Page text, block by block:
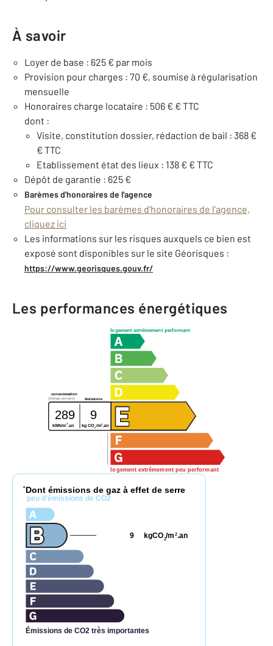
À savoir
Loyer de base : 625 € par mois
Provision pour charges : 70 €, soumise à régularisation
mensuelle
Honoraires charge locataire : 506 € € TTC
dont :
Visite, constitution dossier, rédaction de bail : 368 €
€ TTC
Etablissement état des lieux : 138 € € TTC
Dépôt de garantie : 625 €
Barèmes d'honoraires de l'agence
Pour consulter les barèmes d'honoraires de l'agence,
cliquez ici
Les informations sur les risques auxquels ce bien est
exposé sont disponibles sur le site Géorisques :
https://www.georisques.gouv.fr/
Les performances énergétiques
logement extrêmement performant
logement extrêmement peu performant
consommation
émissions
(énergie primaire)
289 9
kWh/m2.an kg CO2/m2 .an
* Dont émissions de gaz à effet de serre
peu d'émissions de CO2
Émissions de CO2 très importantes
kgCO2/m 2.an
9